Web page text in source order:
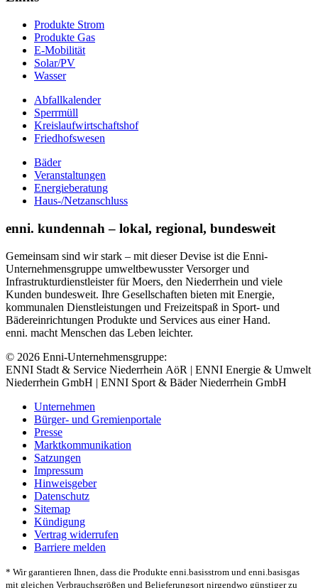
Produkte Strom
Produkte Gas
E-Mobilität
Solar/PV
Wasser
Abfallkalender
Sperrmüll
Kreislaufwirtschaftshof
Friedhofswesen
Bäder
Veranstaltungen
Energieberatung
Haus-/Netzanschluss
enni. kundennah – lokal, regional, bundesweit
Gemeinsam sind wir stark – mit dieser Devise ist die Enni-
Unternehmensgruppe umweltbewusster Versorger und
Infrastrukturdienstleister für Moers, den Niederrhein und viele
Kunden bundesweit. Ihre Gesellschaften bieten mit Energie,
kommunalen Dienstleistungen und Freizeitspaß in Sport- und
Bädereinrichtungen Produkte und Services aus einer Hand.
enni. macht Menschen das Leben leichter.
© 2026 Enni-Unternehmensgruppe:
ENNI Stadt & Service Niederrhein AöR | ENNI Energie & Umwelt
Niederrhein GmbH | ENNI Sport & Bäder Niederrhein GmbH
Unternehmen
Bürger- und Gremienportale
Presse
Marktkommunikation
Satzungen
Impressum
Hinweisgeber
Datenschutz
Sitemap
Kündigung
Vertrag widerrufen
Barriere melden
* Wir garantieren Ihnen, dass die Produkte enni.basisstrom und enni.basisgas
mit gleichen Verbrauchsgrößen und Belieferungsort nirgendwo günstiger zu